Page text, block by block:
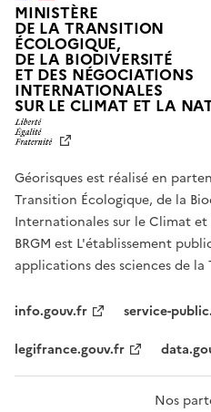
MINISTÈRE
DE LA TRANSITION
ÉCOLOGIQUE,
DE LA BIODIVERSITÉ
ET DES NÉGOCIATIONS
INTERNATIONALES
SUR LE CLIMAT ET LA
Géorisques est réalisé en
Transition Écologique, de la
Internationales sur le Climat et
BRGM est L'établissement
applications des sciences de la
info.gouv.fr
service-
legifrance.gouv.fr
Nos